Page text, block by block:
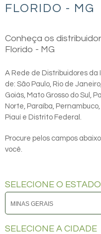
FLORIDO - MG
Conheça os
Florido - MG
A Rede de Distribuidores
de: São Paulo, Rio de
Goiás, Mato Grosso do Sul,
Norte, Paraíba,
Piauí e Distrito Federal.
Procure pelos campos
você.
SELECIONE O ESTADO
SELECIONE A CIDADE